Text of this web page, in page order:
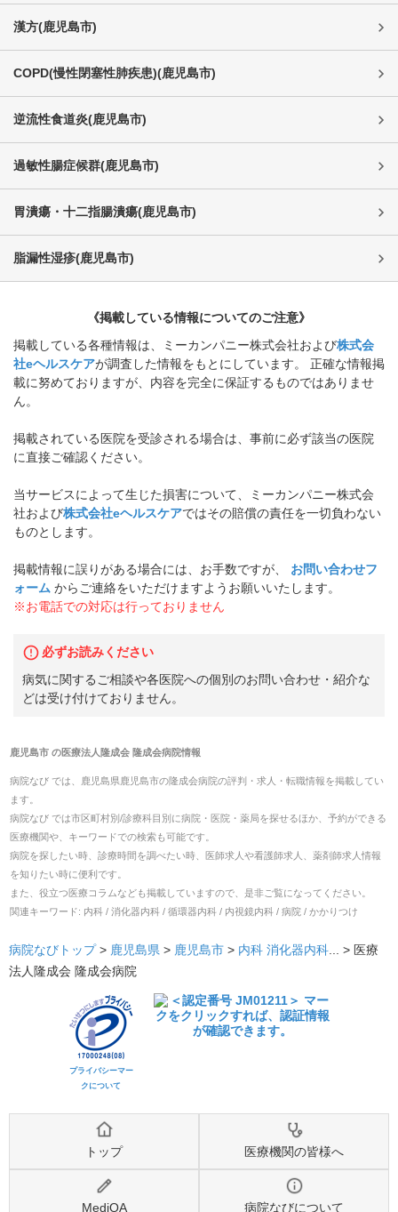
漢方(鹿児島市)
COPD(慢性閉塞性肺疾患)(鹿児島市)
逆流性食道炎(鹿児島市)
過敏性腸症候群(鹿児島市)
胃潰瘍・十二指腸潰瘍(鹿児島市)
脂漏性湿疹(鹿児島市)
《掲載している情報についてのご注意》
掲載している各種情報は、ミーカンパニー株式会社および株式会
社eヘルスケアが調査した情報をもとにしています。 正確な情報掲
載に努めておりますが、内容を完全に保証するものではありませ
ん。
掲載されている医院を受診される場合は、事前に必ず該当の医院
に直接ご確認ください。
当サービスによって生じた損害について、ミーカンパニー株式会
社および株式会社eヘルスケアではその賠償の責任を一切負わない
ものとします。
掲載情報に誤りがある場合には、お手数ですが、
お問い合わせフ
ォーム からご連絡をいただけますようお願いいたします。
※お電話での対応は行っておりません
必ずお読みください
病気に関するご相談や各医院への個別のお問い合わせ・紹介な
どは受け付けておりません。
鹿児島市の医療法人隆成会 隆成会病院情報
病院なび では、 鹿児島県鹿児島市の隆成会病院の評判・求人・転職情報を掲載してい
ます。
病院なび では市区町村別/診療科目別に病院・医院・薬局を探せるほか、予約ができる
医療機関や、キーワードでの検索も可能です。
病院を探したい時、診療時間を調べたい時、医師求人や看護師求人、薬剤師求人情報
を知りたい時に便利です。
また、役立つ医療コラムなども掲載していますので、是非ご覧になってください。
関連キーワード: 内科 / 消化器内科 / 循環器内科 / 内視鏡内科 / 病院 / かかりつけ
病院なびトップ> 鹿児島県 > 鹿児島市 > 内科 消化器内科 ... > 医療
法人隆成会 隆成会病院
プライバシーマー
クについて
トップ 医療機関の皆様へ
MediQA 病院なびについて